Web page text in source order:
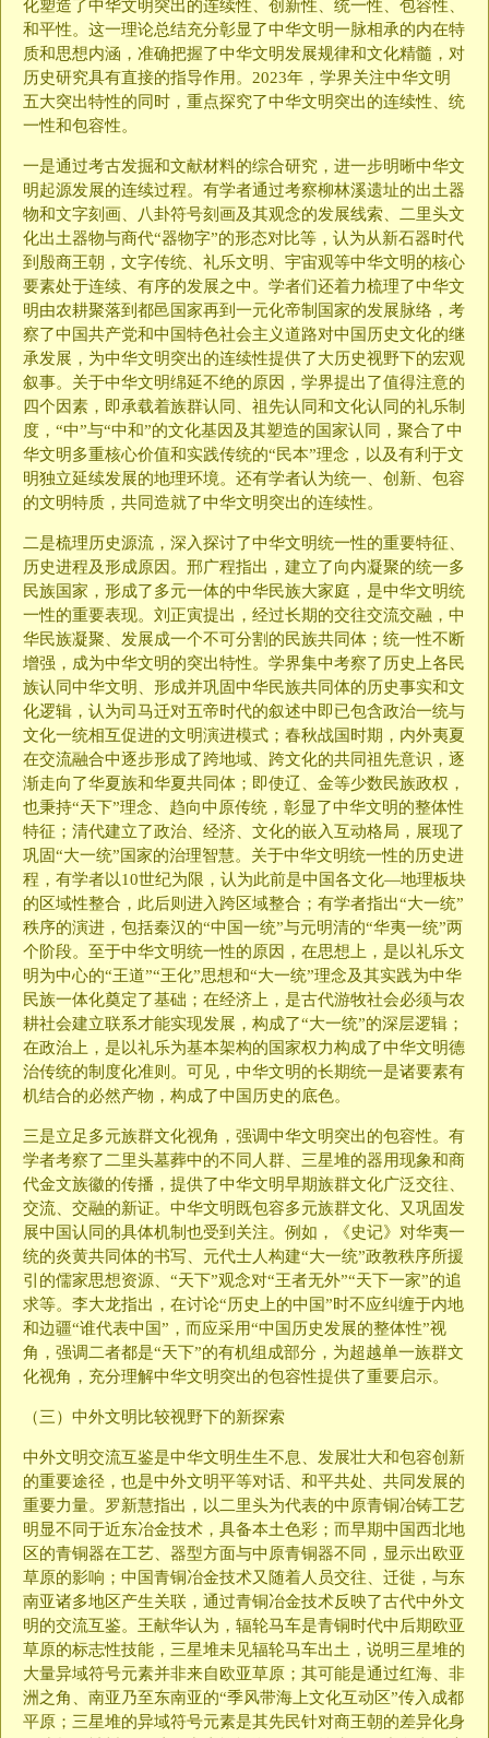
化塑造了中华文明突出的连续性、创新性、统一性、包容性、
和平性。这一理论总结充分彰显了中华文明一脉相承的内在特
质和思想内涵，准确把握了中华文明发展规律和文化精髓，对
历史研究具有直接的指导作用。2023年，学界关注中华文明
五大突出特性的同时，重点探究了中华文明突出的连续性、统
一性和包容性。
一是通过考古发掘和文献材料的综合研究，进一步明晰中华文
明起源发展的连续过程。有学者通过考察柳林溪遗址的出土器
物和文字刻画、八卦符号刻画及其观念的发展线索、二里头文
化出土器物与商代“器物字”的形态对比等，认为从新石器时代
到殷商王朝，文字传统、礼乐文明、宇宙观等中华文明的核心
要素处于连续、有序的发展之中。学者们还着力梳理了中华文
明由农耕聚落到都邑国家再到一元化帝制国家的发展脉络，考
察了中国共产党和中国特色社会主义道路对中国历史文化的继
承发展，为中华文明突出的连续性提供了大历史视野下的宏观
叙事。关于中华文明绵延不绝的原因，学界提出了值得注意的
四个因素，即承载着族群认同、祖先认同和文化认同的礼乐制
度，“中”与“中和”的文化基因及其塑造的国家认同，聚合了中
华文明多重核心价值和实践传统的“民本”理念，以及有利于文
明独立延续发展的地理环境。还有学者认为统一、创新、包容
的文明特质，共同造就了中华文明突出的连续性。
二是梳理历史源流，深入探讨了中华文明统一性的重要特征、
历史进程及形成原因。邢广程指出，建立了向内凝聚的统一多
民族国家，形成了多元一体的中华民族大家庭，是中华文明统
一性的重要表现。刘正寅提出，经过长期的交往交流交融，中
华民族凝聚、发展成一个不可分割的民族共同体；统一性不断
增强，成为中华文明的突出特性。学界集中考察了历史上各民
族认同中华文明、形成并巩固中华民族共同体的历史事实和文
化逻辑，认为司马迁对五帝时代的叙述中即已包含政治一统与
文化一统相互促进的文明演进模式；春秋战国时期，内外夷夏
在交流融合中逐步形成了跨地域、跨文化的共同祖先意识，逐
渐走向了华夏族和华夏共同体；即使辽、金等少数民族政权，
也秉持“天下”理念、趋向中原传统，彰显了中华文明的整体性
特征；清代建立了政治、经济、文化的嵌入互动格局，展现了
巩固“大一统”国家的治理智慧。关于中华文明统一性的历史进
程，有学者以10世纪为限，认为此前是中国各文化—地理板块
的区域性整合，此后则进入跨区域整合；有学者指出“大一统”
秩序的演进，包括秦汉的“中国一统”与元明清的“华夷一统”两
个阶段。至于中华文明统一性的原因，在思想上，是以礼乐文
明为中心的“王道”“王化”思想和“大一统”理念及其实践为中华
民族一体化奠定了基础；在经济上，是古代游牧社会必须与农
耕社会建立联系才能实现发展，构成了“大一统”的深层逻辑；
在政治上，是以礼乐为基本架构的国家权力构成了中华文明德
治传统的制度化准则。可见，中华文明的长期统一是诸要素有
机结合的必然产物，构成了中国历史的底色。
三是立足多元族群文化视角，强调中华文明突出的包容性。有
学者考察了二里头墓葬中的不同人群、三星堆的器用现象和商
代金文族徽的传播，提供了中华文明早期族群文化广泛交往、
交流、交融的新证。中华文明既包容多元族群文化、又巩固发
展中国认同的具体机制也受到关注。例如，《史记》对华夷一
统的炎黄共同体的书写、元代士人构建“大一统”政教秩序所援
引的儒家思想资源、“天下”观念对“王者无外”“天下一家”的追
求等。李大龙指出，在讨论“历史上的中国”时不应纠缠于内地
和边疆“谁代表中国”，而应采用“中国历史发展的整体性”视
角，强调二者都是“天下”的有机组成部分，为超越单一族群文
化视角，充分理解中华文明突出的包容性提供了重要启示。
（三）中外文明比较视野下的新探索
中外文明交流互鉴是中华文明生生不息、发展壮大和包容创新
的重要途径，也是中外文明平等对话、和平共处、共同发展的
重要力量。罗新慧指出，以二里头为代表的中原青铜冶铸工艺
明显不同于近东冶金技术，具备本土色彩；而早期中国西北地
区的青铜器在工艺、器型方面与中原青铜器不同，显示出欧亚
草原的影响；中国青铜冶金技术又随着人员交往、迁徙，与东
南亚诸多地区产生关联，通过青铜冶金技术反映了古代中外文
明的交流互鉴。王献华认为，辐轮马车是青铜时代中后期欧亚
草原的标志性技能，三星堆未见辐轮马车出土，说明三星堆的
大量异域符号元素并非来自欧亚草原；其可能是通过红海、非
洲之角、南亚乃至东南亚的“季风带海上文化互动区”传入成都
平原；三星堆的异域符号元素是其先民针对商王朝的差异化身